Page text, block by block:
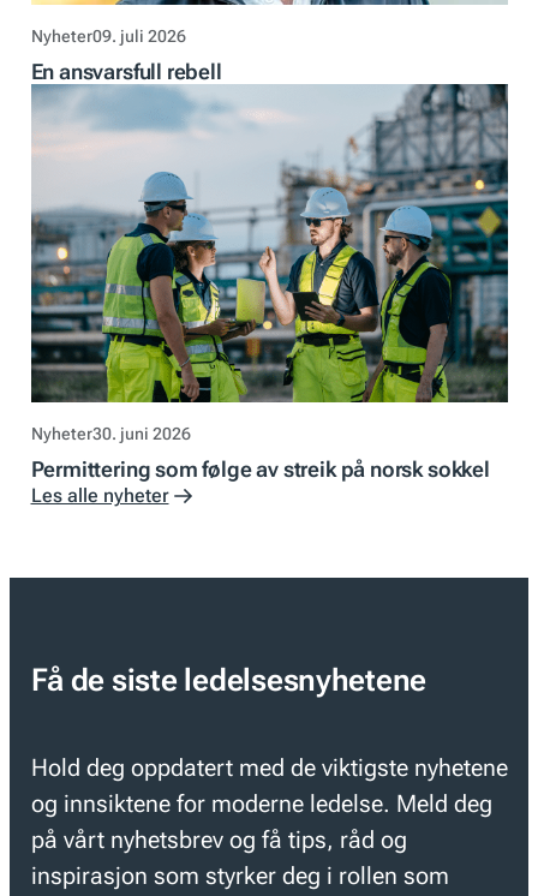
Nyheter09. juli 2026
En ansvarsfull rebell
Nyheter30. juni 2026
Permittering som følge av streik på norsk sokkel
Les alle nyheter
Få de siste ledelsesnyhetene
Hold deg oppdatert med de viktigste nyhetene
og innsiktene for moderne ledelse. Meld deg
på vårt nyhetsbrev og få tips, råd og
inspirasjon som styrker deg i rollen som